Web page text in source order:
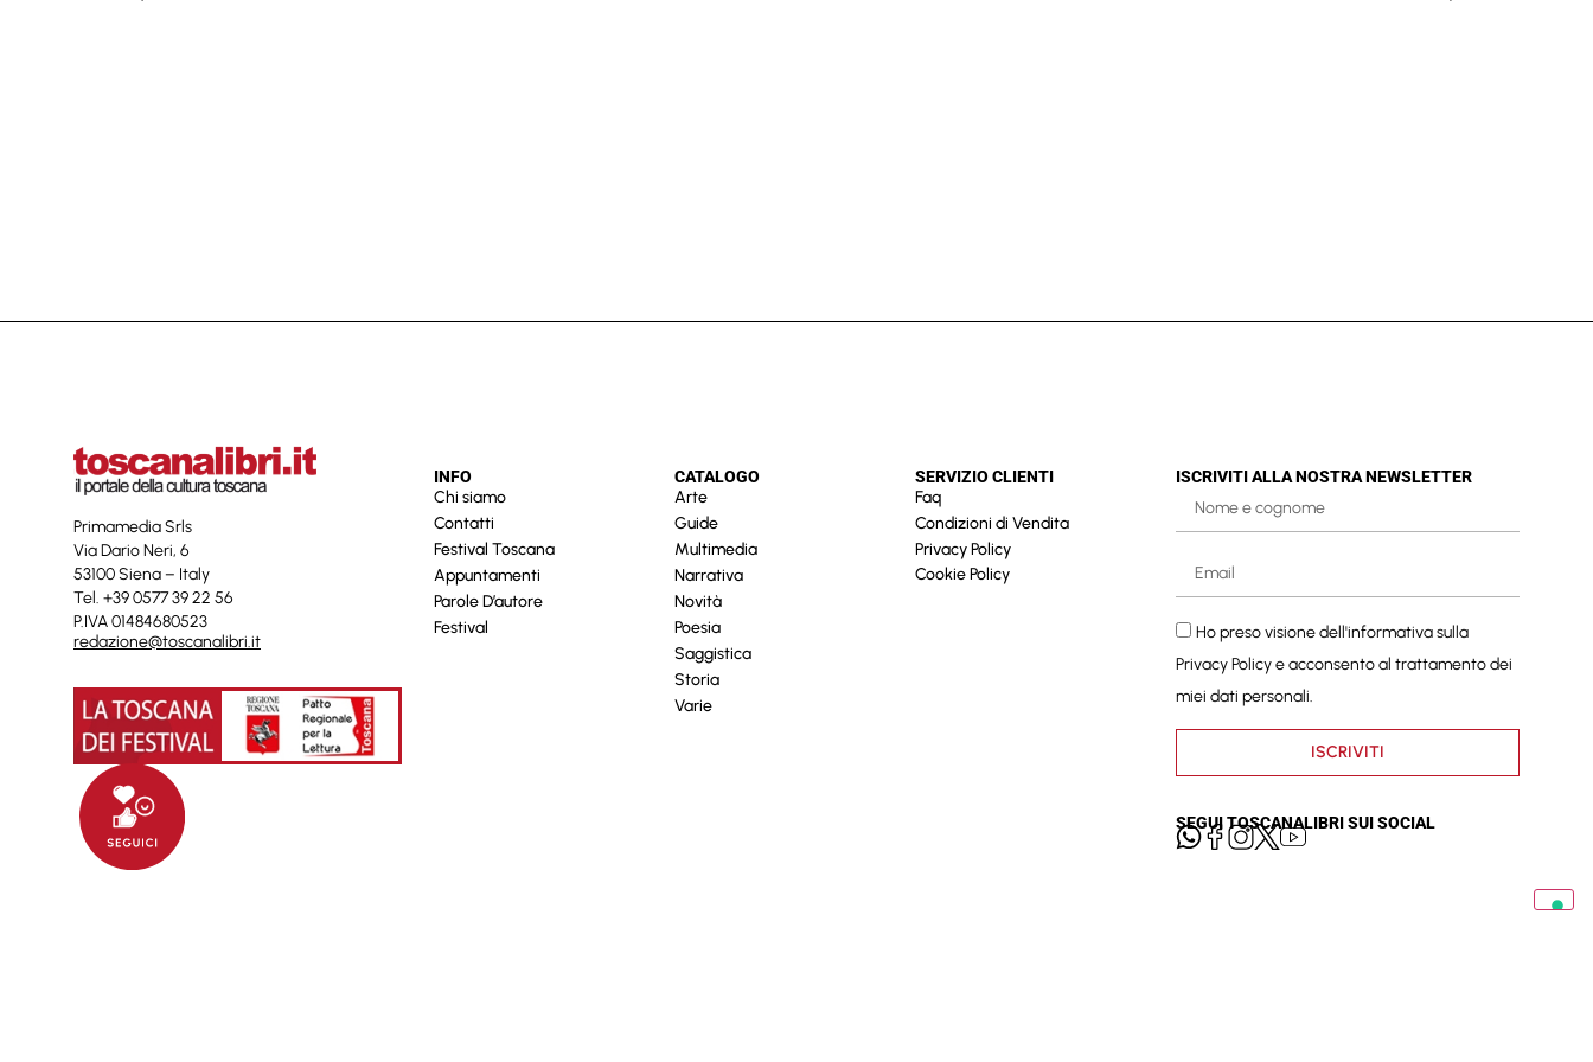
Primamedia Srls
Via Dario Neri, 6
53100 Siena – Italy
Tel. +39 0577 39 22 56
P.IVA 01484680523
redazione@toscanalibri.it
INFO
Chi siamo
Contatti
Festival Toscana
Appuntamenti
Parole D’autore
Festival
CATALOGO
Arte
Guide
Multimedia
Narrativa
Novità
Poesia
Saggistica
Storia
Varie
SERVIZIO CLIENTI
Faq
Condizioni di Vendita
Privacy Policy
Cookie Policy
ISCRIVITI ALLA NOSTRA NEWSLETTER
Ho preso visione dell'informativa sulla
Privacy Policye acconsento al trattamento dei
miei dati personali.
ISCRIVITI
SEGUI TOSCANALIBRI SUI SOCIAL